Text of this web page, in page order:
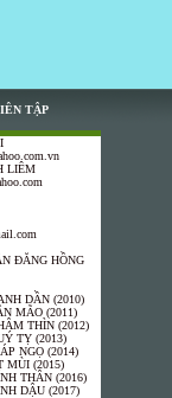
TẬP
LIÊM
ĐĂNG HỒNG
DẦN (2010)
MÃO (2011)
THÌN (2012)
TỴ (2013)
NGỌ (2014)
MÙI (2015)
THÂN (2016)
DẬU (2017)